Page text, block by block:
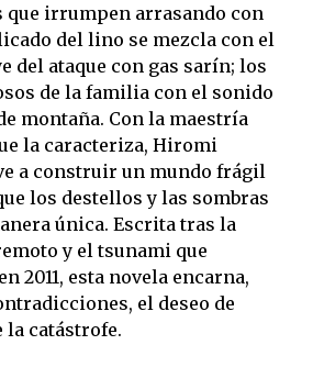
que irrumpen arrasando con
del lino se mezcla con el
del ataque con gas sarín; los
de la familia con el sonido
montaña. Con la maestría
la caracteriza, Hiromi
a construir un mundo frágil
los destellos y las sombras
única. Escrita tras la
y el tsunami que
2011, esta novela encarna,
el deseo de
la catástrofe.